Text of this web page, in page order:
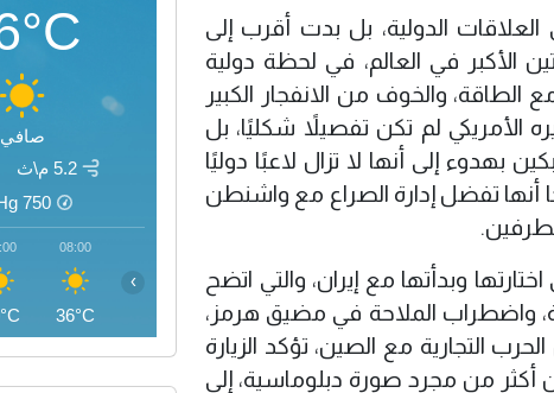
الدولية، بل بدت أقرب إلى
الأكبر في العالم، في لحظة دولية
والخوف من الانفجار الكبير
الأمريكي لم تكن تفصيلاً شكليًا، بل
إلى أنها لا تزال لاعبًا دوليًا
تفضل إدارة الصراع مع واشنطن
وبدأتها مع إيران، والتي اتضح
واضطراب الملاحة في مضيق هرمز،
التجارية مع الصين، تؤكد الزيارة
أكثر من مجرد صورة دبلوماسية، إلى
صافي
5.2 م\ث
750
08:00
36°C
›